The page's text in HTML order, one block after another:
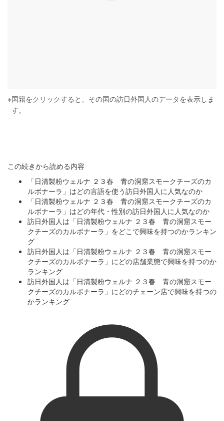
※国籍をクリックすると、その国の訪日外国人のデータを表示しま
す。
この続きから読める内容
「日清製粉ウェルナ ２３春 青の洞窟スモークチーズのカ
ルボナーラ」はどの言語を使う訪日外国人に人気なのか
「日清製粉ウェルナ ２３春 青の洞窟スモークチーズのカ
ルボナーラ」はどの年代・性別の訪日外国人に人気なのか
訪日外国人は「日清製粉ウェルナ ２３春 青の洞窟スモー
クチーズのカルボナーラ」をどこで興味を持つのかランキン
グ
訪日外国人は「日清製粉ウェルナ ２３春 青の洞窟スモー
クチーズのカルボナーラ」にどの店舗業態で興味を持つのか
ランキング
訪日外国人は「日清製粉ウェルナ ２３春 青の洞窟スモー
クチーズのカルボナーラ」にどのチェーン店で興味を持つの
かランキング